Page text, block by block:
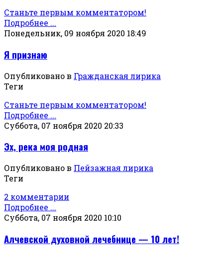
Станьте первым комментатором!
Подробнее ...
Понедельник, 09 ноября 2020 18:49
Я признаю
Опубликовано в Гражданская лирика
Теги
Станьте первым комментатором!
Подробнее ...
Суббота, 07 ноября 2020 20:33
Эх, река моя родная
Опубликовано в Пейзажная лирика
Теги
2 комментарии
Подробнее ...
Суббота, 07 ноября 2020 10:10
Алчевской духовной лечебнице — 10 лет!